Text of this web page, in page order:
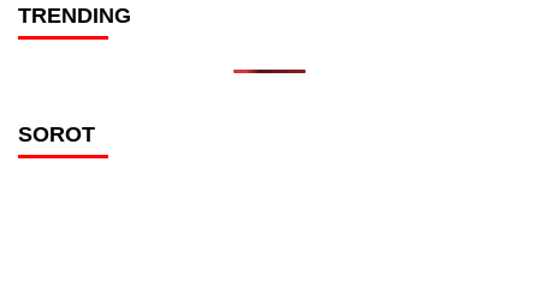
TRENDING
SOROT